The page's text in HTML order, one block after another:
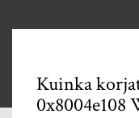
Kuinka
0x8004e108